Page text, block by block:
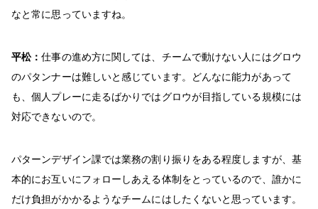
なと常に思っていますね。
平松：仕事の進め方に関しては、チームで動けない人にはグロウ
のパタンナーは難しいと感じています。どんなに能力があって
も、個人プレーに走るばかりではグロウが目指している規模には
対応できないので。
パターンデザイン課では業務の割り振りをある程度しますが、基
本的にお互いにフォローしあえる体制をとっているので、誰かに
だけ負担がかかるようなチームにはしたくないと思っています。